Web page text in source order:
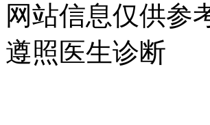
网站信息仅供参
遵照医生诊断